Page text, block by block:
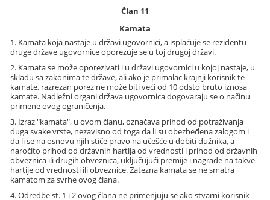
Član 11
Kamata
1. Kamata koja nastaje u državi ugovornici, a isplaćuje se rezidentu
druge države ugovornice oporezuje se u toj drugoj državi.
2. Kamata se može oporezivati i u državi ugovornici u kojoj nastaje, u
skladu sa zakonima te države, ali ako je primalac krajnji korisnik te
kamate, razrezan porez ne može biti veći od 10 odsto bruto iznosa
kamate. Nadležni organi država ugovornica dogovaraju se o načinu
primene ovog ograničenja.
3. Izraz "kamata", u ovom članu, označava prihod od potraživanja
duga svake vrste, nezavisno od toga da li su obezbeđena zalogom i
da li se na osnovu njih stiče pravo na učešće u dobiti dužnika, a
naročito prihod od državnih hartija od vrednosti i prihod od državnih
obveznica ili drugih obveznica, uključujući premije i nagrade na takve
hartije od vrednosti ili obveznice. Zatezna kamata se ne smatra
kamatom za svrhe ovog člana.
4. Odredbe st. 1 i 2 ovog člana ne primenjuju se ako stvarni korisnik